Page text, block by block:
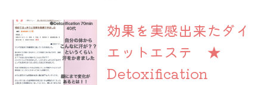
効果を実感出来たダイ
エットエステ ★
Detoxification